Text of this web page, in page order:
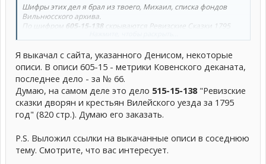
Шифры этих дел я брал из твоего, Михаил, списка фондов
Вильнюсского архива.
По шифром 605-15-138
скрываются Ревизские Сказки 1795
Я выкачал с сайта, указанного Денисом, некоторые
описи. В описи 605-15 - метрики Ковенского деканата,
последнее дело - за № 66.
Думаю, на самом деле это дело 515-15-138 "Ревизские
сказки дворян и крестьян Вилейского уезда за 1795
год" (820 стр.). Думаю его заказать.
P.S. Выложил ссылки на выкачанные описи в соседнюю
тему. Смотрите, что вас интересует.